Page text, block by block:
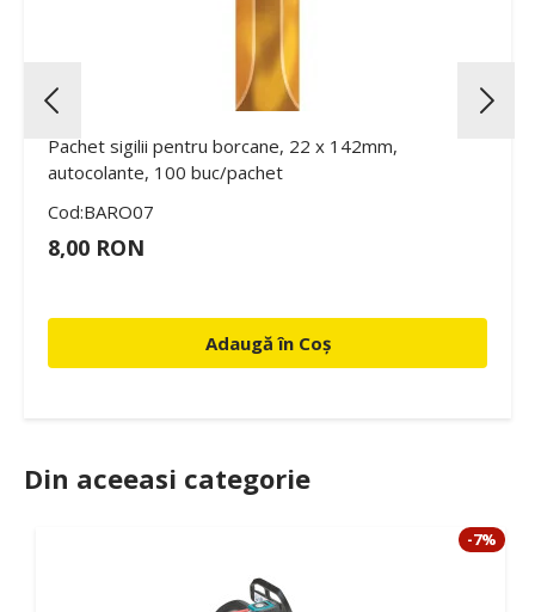
Pachet sigilii pentru borcane, 22 x 142mm,
autocolante, 100 buc/pachet
Cod:BARO07
8,00 RON
Adaugă în Coș
Din aceeasi categorie
-7%